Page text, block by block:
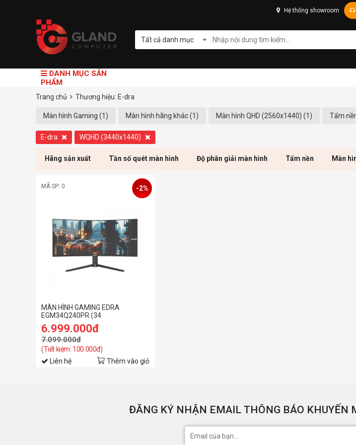
Hệ thống showroom
Tất cả danh mục
DANH MỤC SẢN
PHẨM
Trang chủ Thương hiệu: E-dra
Màn hình Gaming (1) Màn hình hãng khác (1) Màn hình QHD (2560x1440) (1) Tấm
E-dra WQHD (3440x1440)
Hãng sản xuất Tần số quét màn hình Độ phân giải màn hình Tấm nền Màn
MÃ SP: 0
MÀN HÌNH GAMING EDRA
EGM34Q240PR (34
inch/WQHD/VA/240Hz/1ms)
6.999.000đ
7.099.000đ
(Tiết kiệm: 100.000đ)
-2%
Liên hệ Thêm vào giỏ
ĐĂNG KÝ NHẬN EMAIL THÔNG BÁO KHUYẾN